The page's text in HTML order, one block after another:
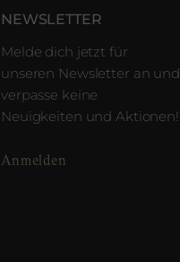
NEWSLETTER
Melde dich jetzt für
unseren Newsletter an und
verpasse keine
Neuigkeiten und Aktionen!
Anmelden